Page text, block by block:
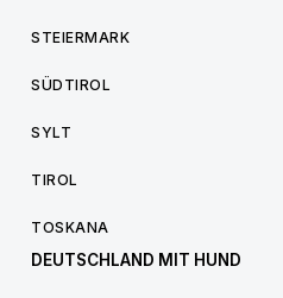
STEIERMARK
SÜDTIROL
SYLT
TIROL
TOSKANA
DEUTSCHLAND MIT HUND